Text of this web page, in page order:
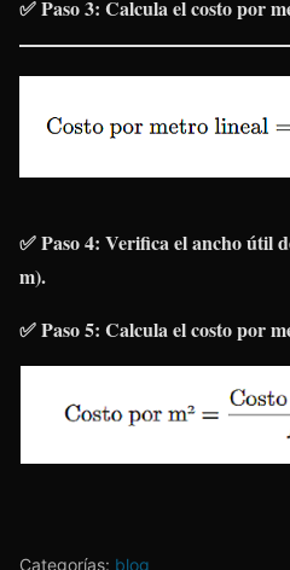
✅ Paso 3: Calcula el costo por
✅ Paso 4: Verifica el ancho útil
m).
✅ Paso 5: Calcula el costo por
Categorías: blog